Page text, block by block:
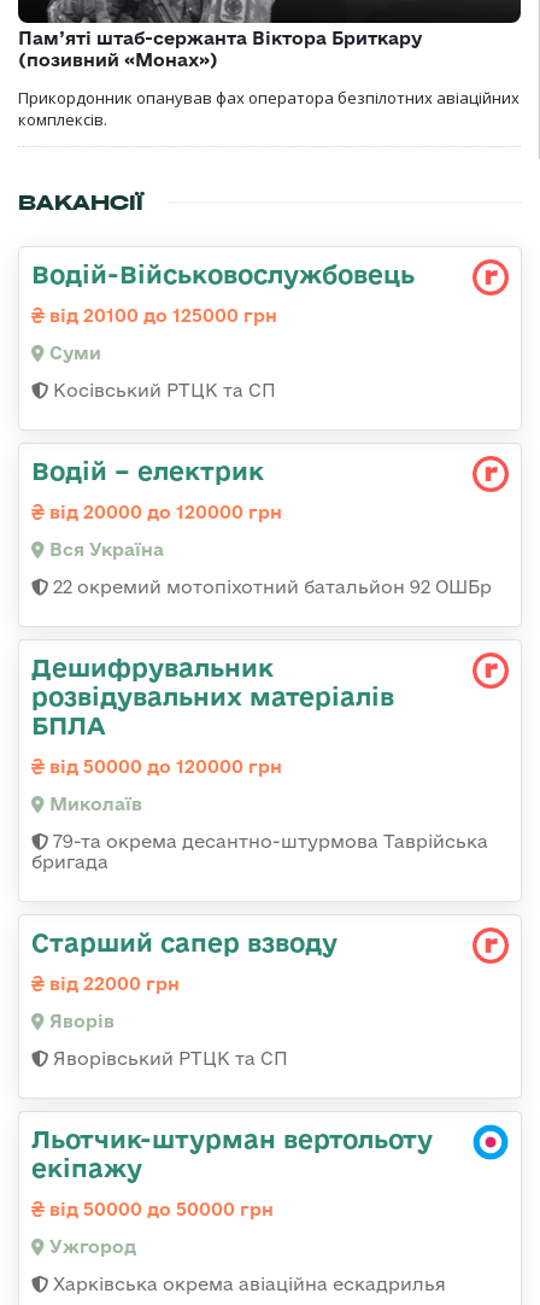
Пам’яті штаб-сержанта Віктора Бриткару
(позивний «Монах»)
Прикордонник опанував фах оператора безпілотних авіаційних
комплексів.
ВАКАНСІЇ
Водій-Військовослужбовець
від 20100 до 125000 грн
Суми
Косівський РТЦК та СП
Водій – електрик
від 20000 до 120000 грн
Вся Україна
22 окремий мотопіхотний батальйон 92 ОШБр
Дешифрувальник
розвідувальних матеріалів
БПЛА
від 50000 до 120000 грн
Миколаїв
79-та окрема десантно-штурмова Таврійська
бригада
Старший сапер взводу
від 22000 грн
Яворів
Яворівський РТЦК та СП
Льотчик-штурман вертольоту
екіпажу
від 50000 до 50000 грн
Ужгород
Харківська окрема авіаційна ескадрилья